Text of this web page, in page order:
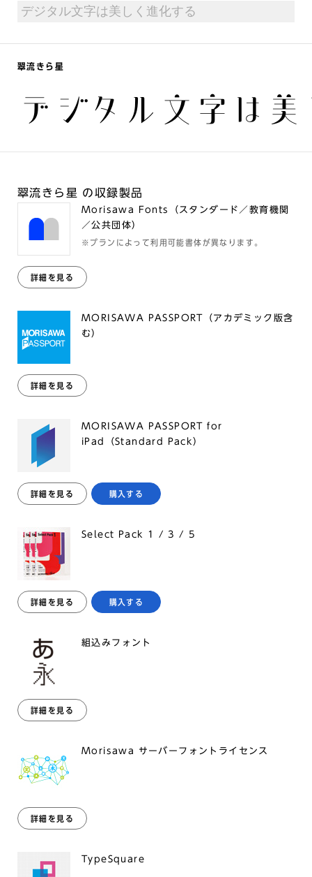
翠流きら星
デジタル文字は
翠流きら星 の収録製品
Morisawa Fonts（スタンダード／教育機関
／公共団体）
※プランによって利用可能書体が異なります。
詳細を見る
MORISAWA PASSPORT（アカデミック版含
む）
詳細を見る
MORISAWA PASSPORT for
iPad（Standard Pack）
詳細を見る 購入する
Select Pack 1 / 3 / 5
詳細を見る 購入する
組込みフォント
詳細を見る
Morisawa サーバーフォントライセンス
詳細を見る
TypeSquare